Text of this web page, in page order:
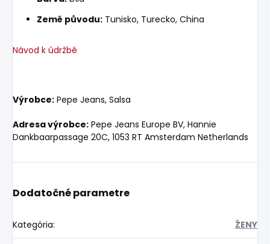
Země původu: Tunisko, Turecko, China
Návod k údržbě
Výrobce: Pepe Jeans, Salsa
Adresa výrobce: Pepe Jeans Europe BV, Hannie
Dankbaarpassage 20C, 1053 RT Amsterdam Netherlands
Dodatočné parametre
Kategória: ŽENY